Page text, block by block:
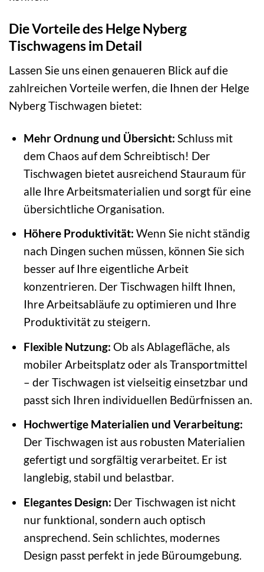
Die Vorteile des Helge Nyberg
Tischwagens im Detail
Lassen Sie uns einen genaueren Blick auf die
zahlreichen Vorteile werfen, die Ihnen der Helge
Nyberg Tischwagen bietet:
Mehr Ordnung und Übersicht: Schluss mit
dem Chaos auf dem Schreibtisch! Der
Tischwagen bietet ausreichend Stauraum für
alle Ihre Arbeitsmaterialien und sorgt für eine
übersichtliche Organisation.
Höhere Produktivität: Wenn Sie nicht ständig
nach Dingen suchen müssen, können Sie sich
besser auf Ihre eigentliche Arbeit
konzentrieren. Der Tischwagen hilft Ihnen,
Ihre Arbeitsabläufe zu optimieren und Ihre
Produktivität zu steigern.
Flexible Nutzung: Ob als Ablagefläche, als
mobiler Arbeitsplatz oder als Transportmittel
– der Tischwagen ist vielseitig einsetzbar und
passt sich Ihren individuellen Bedürfnissen an.
Hochwertige Materialien und Verarbeitung:
Der Tischwagen ist aus robusten Materialien
gefertigt und sorgfältig verarbeitet. Er ist
langlebig, stabil und belastbar.
Elegantes Design: Der Tischwagen ist nicht
nur funktional, sondern auch optisch
ansprechend. Sein schlichtes, modernes
Design passt perfekt in jede Büroumgebung.